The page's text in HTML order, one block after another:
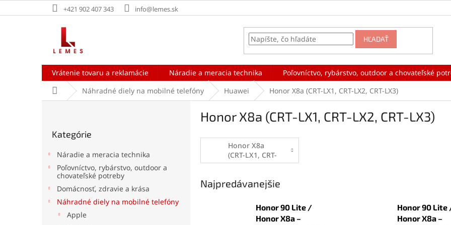
na
+421 902 407 343 info@lemes.sk
HĽADAŤ
Vrátenie tovaru a reklamácie Náradie a meracia technika Poľovníctvo, rybárstvo, outdoor a chovateľské
DomovNáhradné diely na mobilné telefóny Huawei Honor X8a (CRT-LX1, CRT-LX2, CRT-LX3)
kategórie
Kategórie
Náradie a meracia technika
Poľovníctvo, rybárstvo, outdoor a
chovateľské potreby
Domácnosť, zdravie a krása
Náhradné diely na mobilné telefóny
Apple
Honor X8a (CRT-LX1, CRT-LX2, CRT-LX3)
Honor X8a
(CRT-LX1, CRT-
LX2, CRT-LX3)
Najpredávanejšie
Honor 90 Lite /
Honor X8a –
Honor 90 Lite
Honor X8a –